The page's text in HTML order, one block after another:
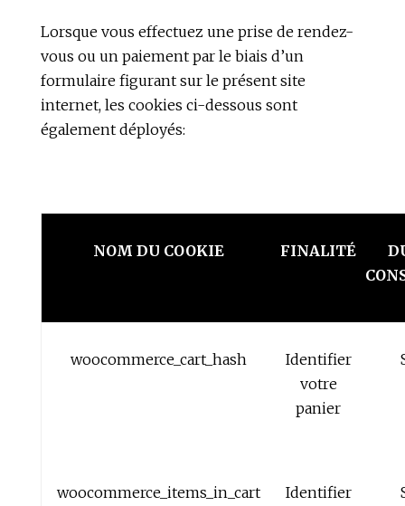
Lorsque vous effectuez une prise de rendez-
vous ou un paiement par le biais d’un
formulaire figurant sur le présent site
internet, les cookies ci-dessous sont
également déployés:
NOM DU COOKIE FINALITÉ
woocommerce_cart_hash
Identifier
votre
panier
woocommerce_items_in_cart
Identifier